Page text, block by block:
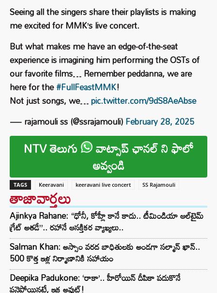
Seeing all the singers share their playlists is making
me excited for MMK’s live concert.
But what makes me have an edge-of-the-seat
experience is imagining him performing the OSTs of
our favorite films… Remember peddanna, we are
here for the#FullFeastMMK!
Not just songs, we…pic.twitter.com/9dS8AeAbse
— rajamouli ss (@ssrajamouli)February 28, 2025
NTV తెలుగు వాట్సాప్ ఛానల్ ని ఫాలో
అవ్వండి
TAGS Keeravani keeravani live concert SS Rajamouli
తాజావార్తలు
Ajinkya Rahane: “ధోనీ, కోహ్లీ కానే కాదు.. టీమిండియా ఆల్‌టైమ్
గ్రేట్ అతడే”.. రహానే ఆసక్తికర వ్యాఖ్యలు..
Salman Khan: అస్సాం వరద బాధితులకు అండగా సల్మాన్ ఖాన్..
500 కొత్త ఇళ్ల నిర్మాణానికి సహాయం
Deepika Padukone: ‘రాకా’.. హీరోయిన్ దీపికా పదుకొనే
పనైపోయినట్టే, ఇక అవుట్!